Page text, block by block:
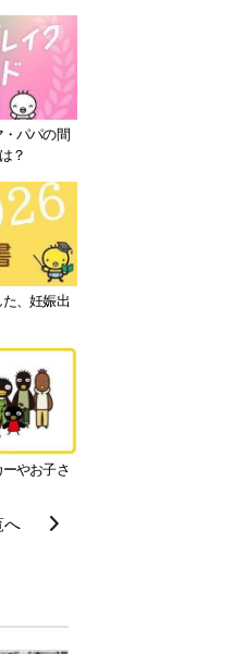
パパの間
？
、妊娠出
やお子さ
へ